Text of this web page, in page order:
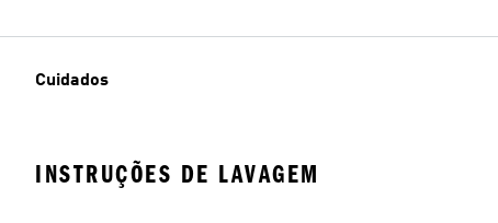
Cuidados
INSTRUÇÕES DE LAVAGEM